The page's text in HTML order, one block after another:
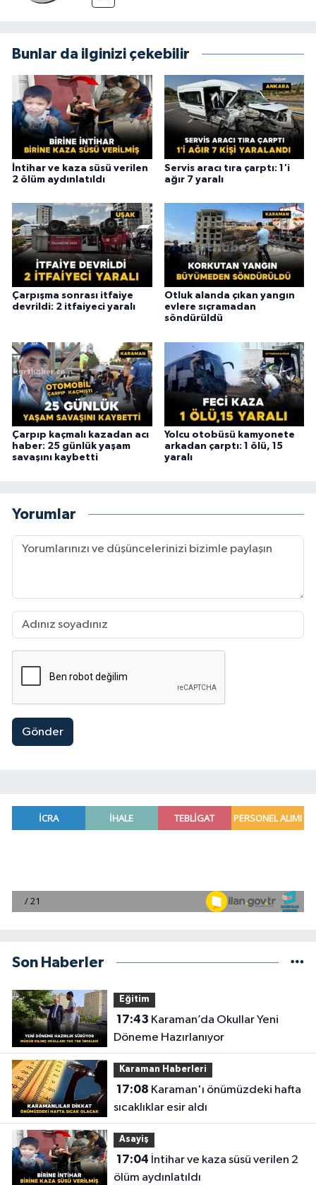
Bunlar da ilginizi çekebilir
İntihar ve kaza süsü verilen
2 ölüm aydınlatıldı
Servis aracı tıra çarptı: 1'i
ağır 7 yaralı
Çarpışma sonrası itfaiye
devrildi: 2 itfaiyeci yaralı
Otluk alanda çıkan yangın
evlere sıçramadan
söndürüldü
Çarpıp kaçmalı kazadan acı
haber: 25 günlük yaşam
savaşını kaybetti
Yolcu otobüsü kamyonete
arkadan çarptı: 1 ölü, 15
yaralı
Yorumlar
Gönder
Son Haberler
Eğitim
17:43
Döneme Hazırlanıyor
Karaman Haberleri
17:08
sıcaklıklar esir aldı
Asayiş
17:04
ölüm aydınlatıldı